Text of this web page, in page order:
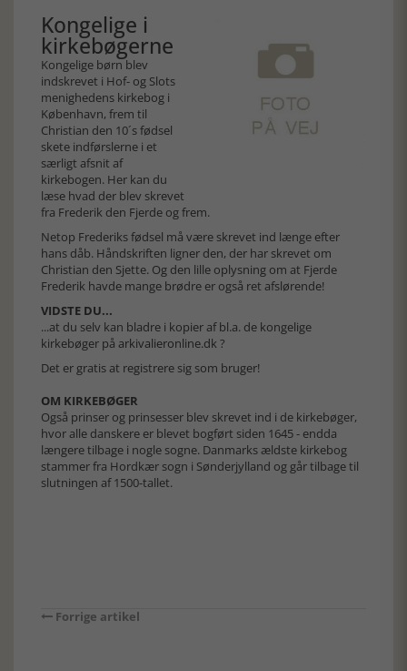
Kongelige i
kirkebøgerne
Kongelige børn blev
indskrevet i Hof- og Slots
menighedens kirkebog i
København, frem til
Christian den 10´s fødsel
skete indførslerne i et
særligt afsnit af
kirkebogen. Her kan du
læse hvad der blev skrevet
fra Frederik den Fjerde og frem.
Netop Frederiks fødsel må være skrevet ind længe efter
hans dåb. Håndskriften ligner den, der har skrevet om
Christian den Sjette. Og den lille oplysning om at Fjerde
Frederik havde mange brødre er også ret afslørende!
VIDSTE DU...
...at du selv kan bladre i kopier af bl.a. de kongelige
kirkebøger på arkivalieronline.dk?
Det er gratis at registrere sig som bruger!
OM KIRKEBØGER
Også prinser og prinsesser blev skrevet ind i de kirkebøger,
hvor alle danskere er blevet bogført siden 1645 - endda
længere tilbage i nogle sogne. Danmarks ældste kirkebog
stammer fra Hordkær sogn i Sønderjylland og går tilbage til
slutningen af 1500-tallet.
Forrige artikel